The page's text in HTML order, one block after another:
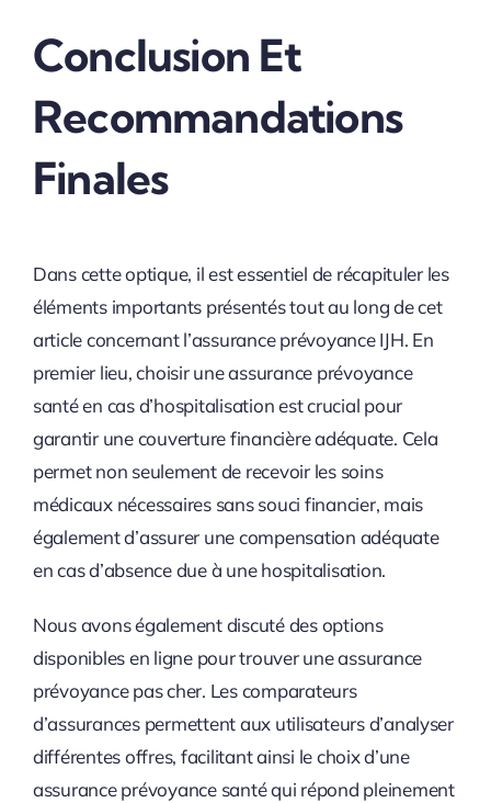
Conclusion Et
Recommandations
Finales
Dans cette optique, il est essentiel de récapituler les
éléments importants présentés tout au long de cet
article concernant l’assurance prévoyance IJH. En
premier lieu, choisir une assurance prévoyance
santé en cas d’hospitalisation est crucial pour
garantir une couverture financière adéquate. Cela
permet non seulement de recevoir les soins
médicaux nécessaires sans souci financier, mais
également d’assurer une compensation adéquate
en cas d’absence due à une hospitalisation.
Nous avons également discuté des options
disponibles en ligne pour trouver une assurance
prévoyance pas cher. Les comparateurs
d’assurances permettent aux utilisateurs d’analyser
différentes offres, facilitant ainsi le choix d’une
assurance prévoyance santé qui répond pleinement